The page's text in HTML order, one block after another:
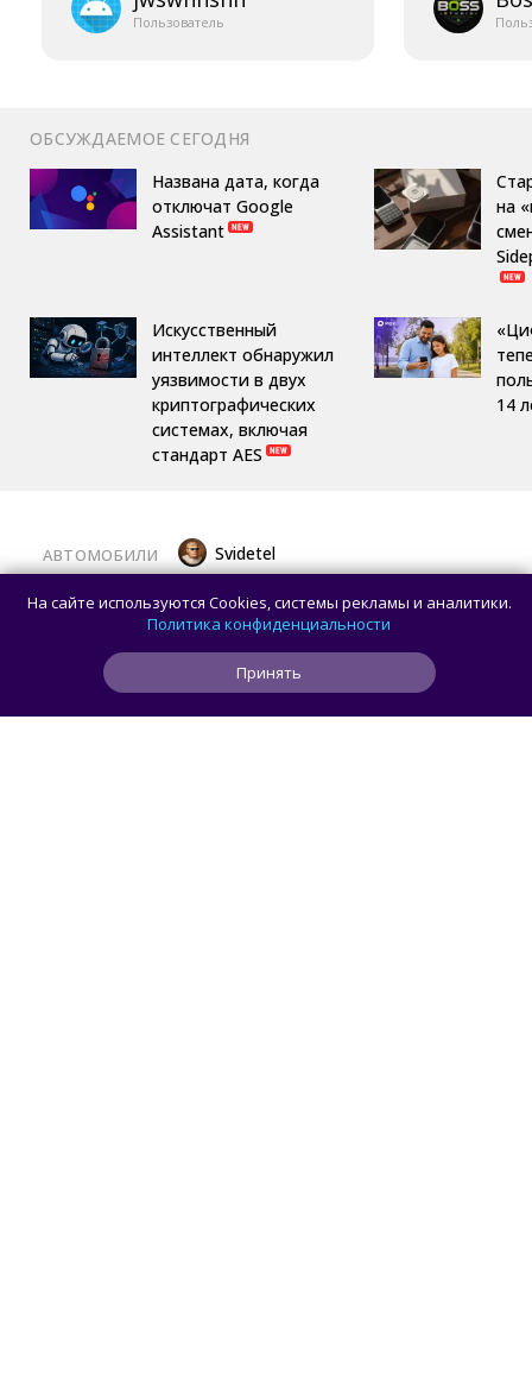
Пользователь
ОБСУЖДАЕМОЕ СЕГОДНЯ
Названа дата, когда
отключат Google
Assistant
Искусственный
интеллект обнаружил
уязвимости в двух
криптографических
системах, включая
стандарт AES
на
14
АВТОМОБИЛИ Svidetel
В России стартовали продажи
гибридного TANK 400 «Техно
Премиум» — цены и комплектации
На сайте используются Cookies, системы рекламы и аналитики.
Политика конфиденциальности
Принять